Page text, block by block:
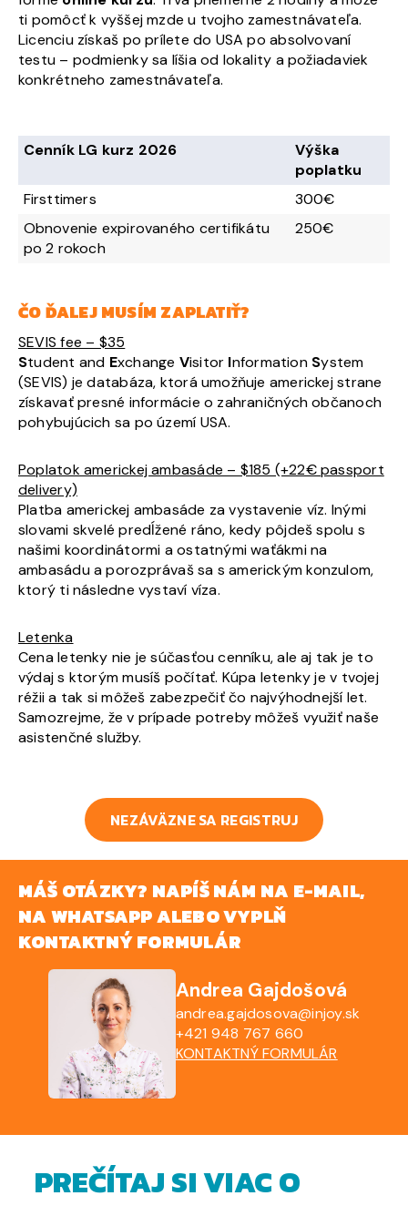
ti pomôcť k vyššej mzde u tvojho zamestnávateľa.
Licenciu získaš po prílete do USA po absolvovaní
testu – podmienky sa líšia od lokality a požiadaviek
konkrétneho zamestnávateľa.
Cenník LG kurz 2026
Výška
poplatku
Firsttimers
300€
Obnovenie expirovaného certifikátu
po 2 rokoch
250€
ČO ĎALEJ MUSÍM ZAPLATIŤ?
SEVIS fee – $35
Student and Exchange Visitor Information System
(SEVIS) je databáza, ktorá umožňuje americkej strane
získavať presné informácie o zahraničných občanoch
pohybujúcich sa po území USA.
Poplatok americkej ambasáde – $185 (+22€ passport
delivery)
Platba americkej ambasáde za vystavenie víz. Inými
slovami skvelé predĺžené ráno, kedy pôjdeš spolu s
našimi koordinátormi a ostatnými waťákmi na
ambasádu a porozprávaš sa s americkým konzulom,
ktorý ti následne vystaví víza.
Letenka
Cena letenky nie je súčasťou cenníku, ale aj tak je to
výdaj s ktorým musíš počítať. Kúpa letenky je v tvojej
réžii a tak si môžeš zabezpečiť čo najvýhodnejší let.
Samozrejme, že v prípade potreby môžeš využiť naše
asistenčné služby.
NEZÁVÄZNE SA REGISTRUJ
MÁŠ OTÁZKY? NAPÍŠ NÁM NA E-MAIL,
NA WHATSAPP ALEBO VYPLŇ
KONTAKTNÝ FORMULÁR
Andrea Gajdošová
andrea.gajdosova@injoy.sk
+421 948 767 660
KONTAKTNÝ FORMULÁR
PREČÍTAJ SI VIAC O